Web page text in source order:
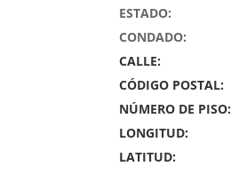
ESTADO:
CONDADO:
CALLE:
CÓDIGO POSTAL:
NÚMERO DE PISO:
LONGITUD:
LATITUD: